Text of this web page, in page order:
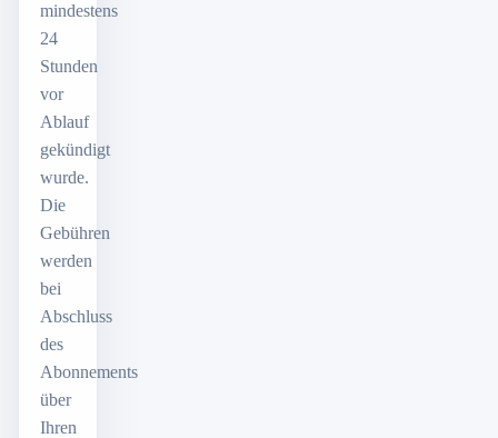
mindestens
24
Stunden
vor
Ablauf
gekündigt
wurde.
Die
Gebühren
werden
bei
Abschluss
des
Abonnements
über
Ihren